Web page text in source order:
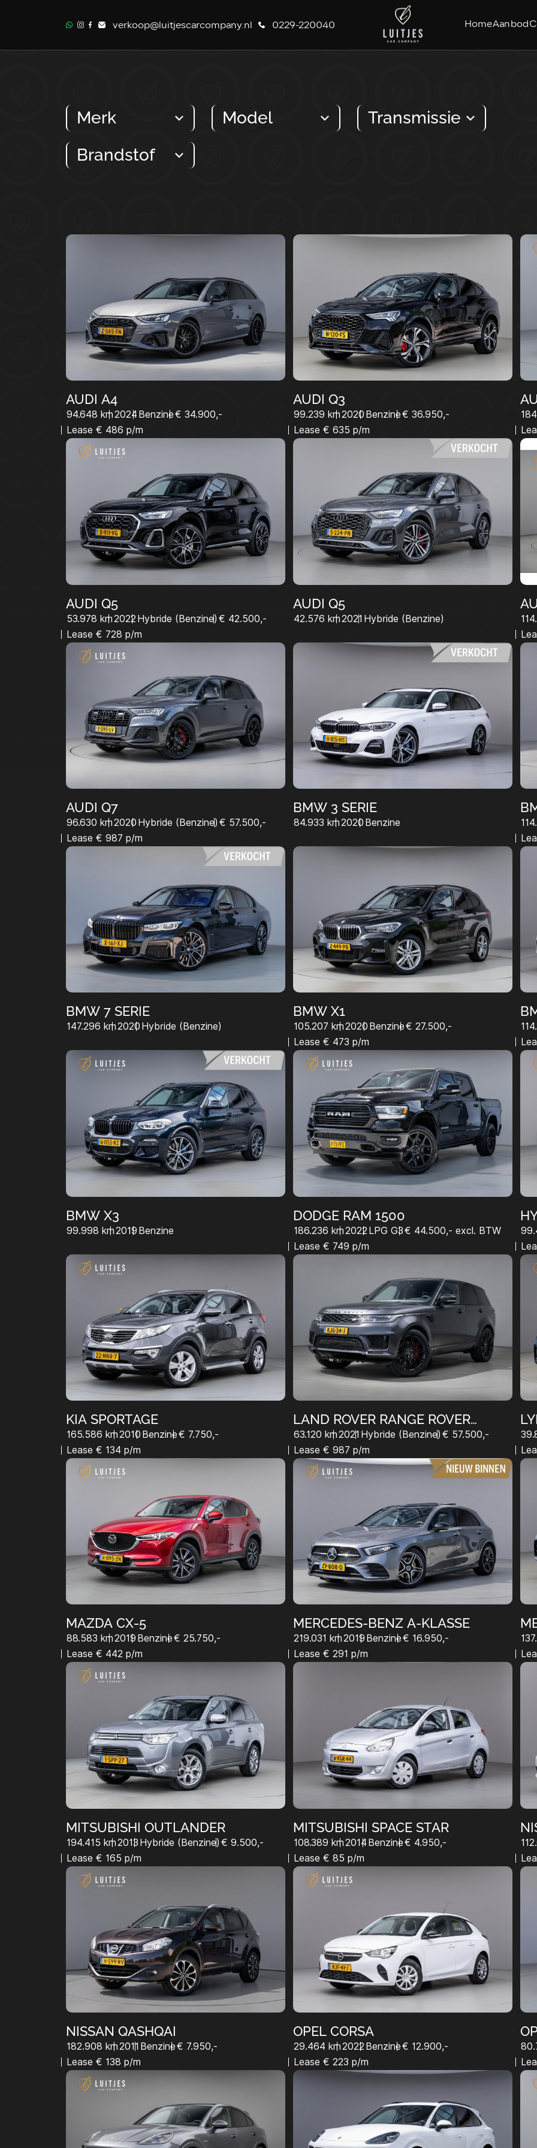
verkoop@luitjescarcompany.nl 0229-220040 HomeAanbod
DIENSTEN
VACATURES
VERKOCHT
CONTACT:
Merk Model
Transmissie
Brandstof
AUDI A4
94.648 km2024 Benzine€ 34.900,-
Lease € 486 p/m
AUDI Q3
99.239 km2020 Benzine€ 36.950,-
Lease € 635 p/m
AUDI Q5
53.978 km2022 Hybride (Benzine) € 42.500,-
Lease € 728 p/m
AUDI Q5
42.576 km2021 Hybride (Benzine)
AUDI Q7
96.630 km2020 Hybride (Benzine) € 57.500,-
Lease € 987 p/m
BMW 3 SERIE
84.933 km2020 Benzine
BMW 7 SERIE
147.296 km2020 Hybride (Benzine)
BMW X1
105.207 km2020 Benzine€ 27.500,-
Lease € 473 p/m
BMW X3
99.998 km2019 Benzine
DODGE RAM 1500
186.236 km2022 LPG G3€ 44.500,- excl. BTW
Lease € 749 p/m
KIA SPORTAGE
165.586 km2010 Benzine€ 7.750,-
Lease € 134 p/m
LAND ROVER RANGE ROVER
SPORT
63.120 km2021 Hybride (Benzine) € 57.500,-
Lease € 987 p/m
MAZDA CX-5
88.583 km2019 Benzine€ 25.750,-
Lease € 442 p/m
MERCEDES-BENZ A-KLASSE
219.031 km2019 Benzine€ 16.950,-
Lease € 291 p/m
MITSUBISHI OUTLANDER
194.415 km2013 Hybride (Benzine) € 9.500,-
Lease € 165 p/m
MITSUBISHI SPACE STAR
108.389 km2014 Benzine€ 4.950,-
Lease € 85 p/m
NISSAN QASHQAI
182.908 km2011 Benzine€ 7.950,-
Lease € 138 p/m
OPEL CORSA
29.464 km2022 Benzine€ 12.900,-
Lease € 223 p/m